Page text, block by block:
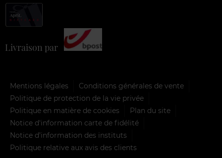
Livraison par
Mentions légales
Conditions générales de vente
Politique de protection de la vie privée
Politique en matière de cookies
Plan du site
Notice d'information carte de fidélité
Notice d’information des instituts
Politique relative aux avis des clients